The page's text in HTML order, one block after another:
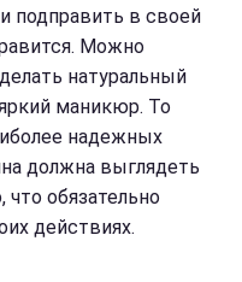
подправить в своей
Можно
натуральный
маникюр. То
надежных
должна выглядеть
что обязательно
действиях.